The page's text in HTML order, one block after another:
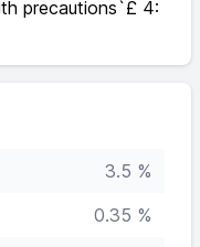
precautions`£ 4:
3.5 %
0.35 %